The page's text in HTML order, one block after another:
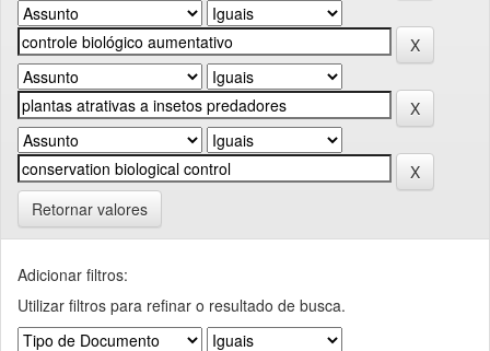
Retornar valores
Adicionar filtros:
Utilizar filtros para refinar o resultado de busca.